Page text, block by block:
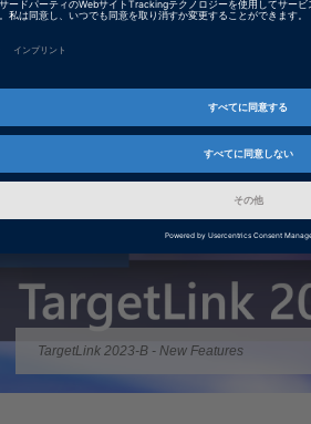
TargetLink 2023-B - New Features